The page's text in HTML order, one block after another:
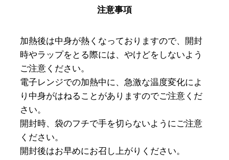
注意事項
加熱後は中身が熱くなっておりますので、開封
時やラップをとる際には、やけどをしないよう
ご注意ください。
電子レンジでの加熱中に、急激な温度変化によ
り中身がはねることがありますのでご注意くだ
さい。
開封時、袋のフチで手を切らないようにご注意
ください。
開封後はお早めにお召し上がりください。